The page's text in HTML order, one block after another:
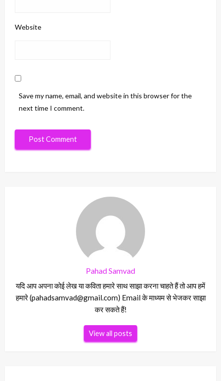
Website
Save my name, email, and website in this browser for the
next time I comment.
Pahad Samvad
यदि आप अपना कोई लेख या कविता हमारे साथ साझा करना चाहते हैं तो आप हमें
हमारे (pahadsamvad@gmail.com) Email के माध्यम से भेजकर साझा
कर सकते हैं!
View all posts